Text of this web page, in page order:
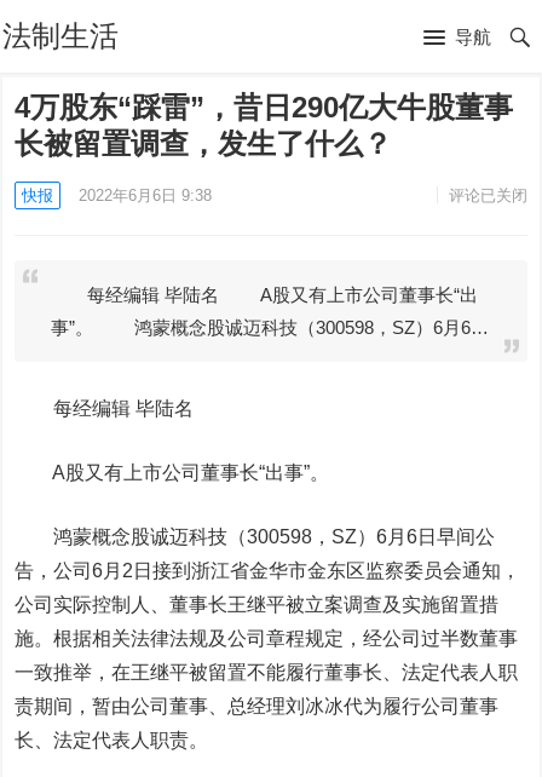
法制生活 导航
4万股东“踩雷”，昔日290亿大牛股董事
长被留置调查，发生了什么？
快报 2022年6月6日 9:38 评论已关闭
每经编辑 毕陆名 A股又有上市公司董事长“出
事”。 鸿蒙概念股诚迈科技（300598，SZ）6月6…
每经编辑 毕陆名
A股又有上市公司董事长“出事”。
鸿蒙概念股诚迈科技 （300598，SZ）6月6日早间公
告，公司6月2日接到浙江省金华市金东区监察委员会通知，
公司实际控制人、董事长王继平被立案调查及实施留置措
施。根据相关法律法规及公司章程规定，经公司过半数董事
一致推举，在王继平被留置不能履行董事长、法定代表人职
责期间，暂由公司董事、总经理刘冰冰代为履行公司董事
长、法定代表人职责。